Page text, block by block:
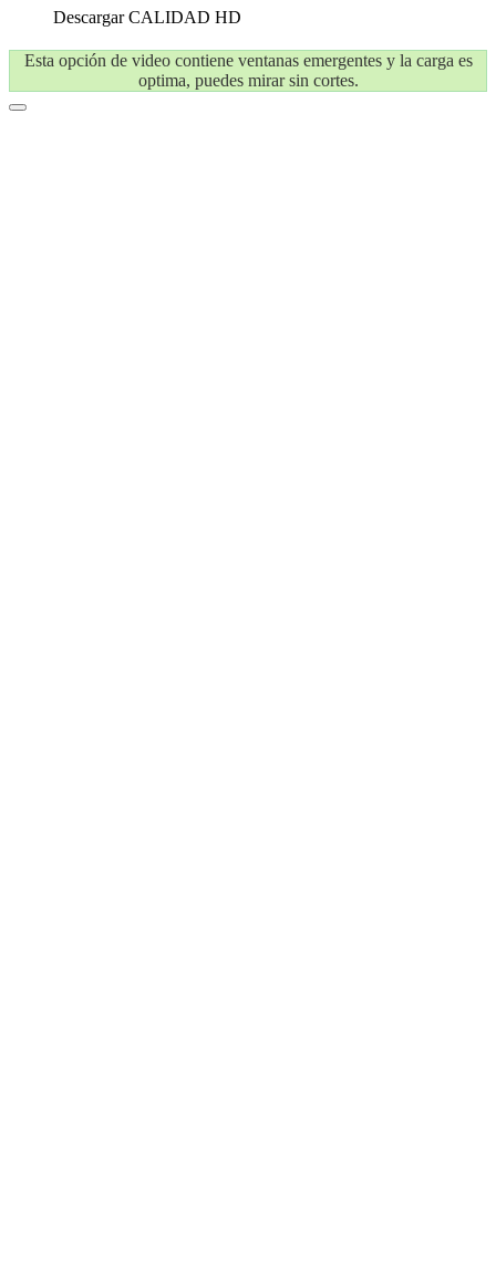
DescargarCALIDAD HD
Esta opción de video contiene ventanas emergentes y la carga es
optima, puedes mirar sin cortes.